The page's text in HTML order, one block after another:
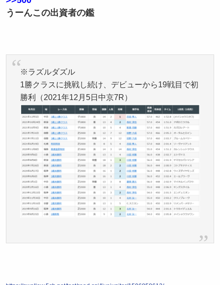
うーんこの出資者の鑑
※ラズルダズル
1勝クラスに挑戦し続け、デビューから19戦目で初
勝利（2021年12月5日中京7R）